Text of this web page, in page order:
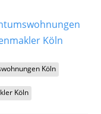
Köln
Köln
Köln